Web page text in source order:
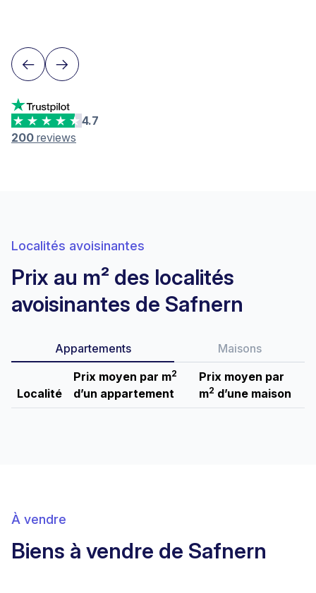
4.7
200 reviews
Localités avoisinantes
Prix au m² des localités
avoisinantes de Safnern
Appartements Maisons
Localité
Prix moyen par m2
d’un appartement
Prix moyen par
m2 d’une maison
À vendre
Biens à vendre de Safnern